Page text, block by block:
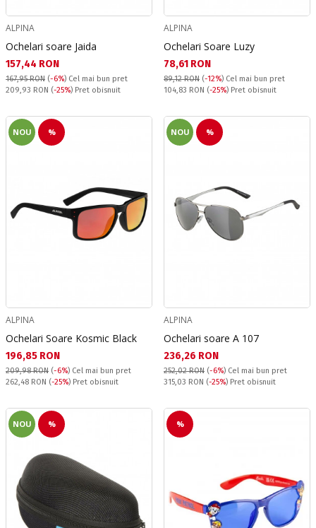
ALPINA
Ochelari soare Jaida
Текуща цена:
157,44 RON
167,95 RON (-6%) Cel mai bun pret
Pret obisnuit:
209,93 RON (-25%) Pret obisnuit
ALPINA
Ochelari Soare Luzy
Текуща цена:
78,61 RON
89,12 RON (-12%) Cel mai bun pret
Pret obisnuit:
104,83 RON (-25%) Pret obisnuit
NOU %
ALPINA
Ochelari Soare Kosmic Black
Текуща цена:
196,85 RON
209,98 RON (-6%) Cel mai bun pret
Pret obisnuit:
262,48 RON (-25%) Pret obisnuit
NOU %
ALPINA
Ochelari soare A 107
Текуща цена:
236,26 RON
252,02 RON (-6%) Cel mai bun pret
Pret obisnuit:
315,03 RON (-25%) Pret obisnuit
NOU % %